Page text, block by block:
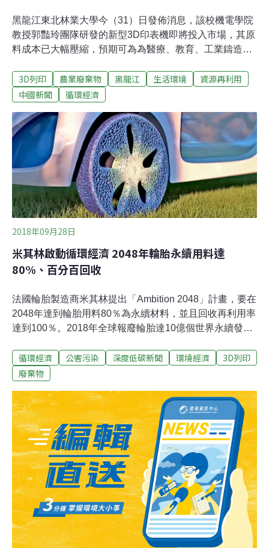
黑龍江東北林業大學今（31）日發佈消息，該校機電學院
教授郭豔玲團隊研發的新型3D印表機即將投入市場，其原
料成本已大幅壓縮，預期可為為醫療、教育、工業鑄造等
稈、稻殼等農林廢棄物與樹脂材料按比例混合加工成3D列
印原料，把這些「廢物」變成寶貝，稱之為「第四類」鐳
節能環保，還極大降低了3D列印耗材成本，目前銷售價為
每公斤80元，而市場上的進口尼龍材料銷售價則為每公斤
500-600元。中國工程院李堅院士給予高度評價，命名
「第四類」鐳射燒結耗材為生物質多元複合3D列印耗材，
並預測這種耗材將來會在很多應用領域替代高分子材料，
有巨大的市場潛力和社會效益。
3D列印 農業廢棄物 黑龍江 生活環境
資源再利用
中國新聞
循環經濟
2018年09月28日
米其林啟動循環經濟 2048年輪胎永續用料達
80%、百分百回收
法國輪胎製造商米其林提出「Ambition 2048」計畫，要在
2048年達到輪胎用料80％為永續材料，並且回收再利用率
達到100％。2018年全球報廢輪胎達10億個世界永續發展
約2500萬噸。今日全球輪胎再製率為70％，回收率為
50％，多的20％轉化為能量。相較之下，塑膠包裝或容器
正在投資高科技回收技術，以期將永續材料比例拉高到
80%。米其林總部位於克萊蒙費朗，目前在全球有11萬
1700名員工，遍佈170個國家，在17個國家擁有68個生產
基地，2016年共生產1.87億個輪胎。「Biobutterfly」計畫
啟動輪胎循環經濟米其林計畫用它的新輪胎「VISION」建
立循環經濟。這種新概念輪胎不需要充氣，將採用生物來
源和回收材料製成，胎面可由生物分解，透過3D列印再
製。今
循環經濟 公害污染 深度低碳新聞 環境經濟
3D列印
廢棄物